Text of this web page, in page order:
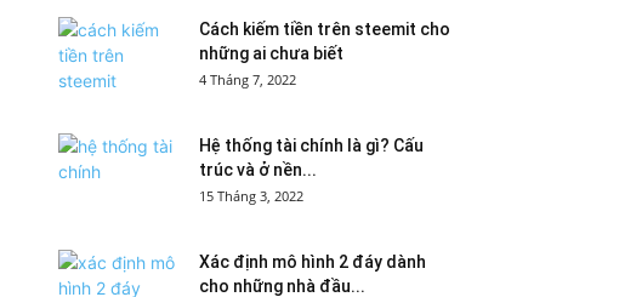
Cách kiếm tiền trên steemit cho
những ai chưa biết
4 Tháng 7, 2022
Hệ thống tài chính là gì? Cấu
trúc và ở nền...
15 Tháng 3, 2022
Xác định mô hình 2 đáy dành
cho những nhà đầu...